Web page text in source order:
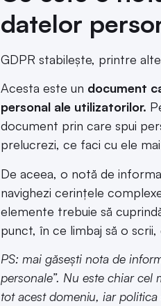
datelor
GDPR stabilește, printre
Acesta este un document
personal ale utilizatorilor.
document prin care spui
prelucrezi, ce faci cu ele
De aceea, o notă de
navighezi cerințele
elemente trebuie să
punct, în ce limbaj să o
PS: mai găsești nota de
personale”. Nu este chiar
tot acest domeniu, iar